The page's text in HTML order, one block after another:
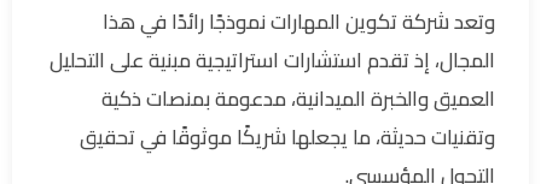
وتعد شركة تكوين المهارات نموذجًا رائدًا في هذا
المجال، إذ تقدم استشارات استراتيجية مبنية على التحليل
العميق والخبرة الميدانية، مدعومة بمنصات ذكية
وتقنيات حديثة، ما يجعلها شريكًا موثوقًا في تحقيق
التحول المؤسسي.